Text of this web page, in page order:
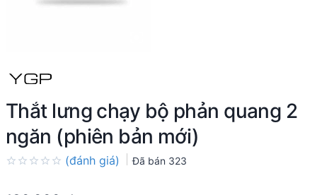
Thắt lưng chạy bộ phản quang 2
ngăn (phiên bản mới)
(đánh giá) Đã bán 323